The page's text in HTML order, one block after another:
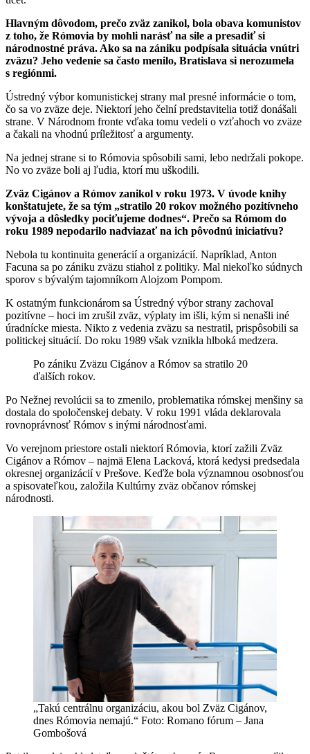
Hlavným dôvodom, prečo zväz zanikol, bola obava komunistov
z toho, že Rómovia by mohli narásť na sile a presadiť si
národnostné práva. Ako sa na zániku podpísala situácia vnútri
zväzu? Jeho vedenie sa často menilo, Bratislava si nerozumela
s regiónmi.
Ústredný výbor komunistickej strany mal presné informácie o tom,
čo sa vo zväze deje. Niektorí jeho čelní predstavitelia totiž donášali
strane. V Národnom fronte vďaka tomu vedeli o vzťahoch vo zväze
a čakali na vhodnú príležitosť a argumenty.
Na jednej strane si to Rómovia spôsobili sami, lebo nedržali pokope.
No vo zväze boli aj ľudia, ktorí mu uškodili.
Zväz Cigánov a Rómov zanikol v roku 1973. V úvode knihy
konštatujete, že sa tým „stratilo 20 rokov možného pozitívneho
vývoja a dôsledky pociťujeme dodnes“. Prečo sa Rómom do
roku 1989 nepodarilo nadviazať na ich pôvodnú iniciatívu?
Nebola tu kontinuita generácií a organizácií. Napríklad, Anton
Facuna sa po zániku zväzu stiahol z politiky. Mal niekoľko súdnych
sporov s bývalým tajomníkom Alojzom Pompom.
K ostatným funkcionárom sa Ústredný výbor strany zachoval
pozitívne – hoci im zrušil zväz, výplaty im išli, kým si nenašli iné
úradnícke miesta. Nikto z vedenia zväzu sa nestratil, prispôsobili sa
politickej situácií. Do roku 1989 však vznikla hlboká medzera.
Po zániku Zväzu Cigánov a Rómov sa stratilo 20
ďalších rokov.
Po Nežnej revolúcii sa to zmenilo, problematika rómskej menšiny sa
dostala do spoločenskej debaty. V roku 1991 vláda deklarovala
rovnoprávnosť Rómov s inými národnosťami.
Vo verejnom priestore ostali niektorí Rómovia, ktorí zažili Zväz
Cigánov a Rómov – najmä Elena Lacková, ktorá kedysi predsedala
okresnej organizácií v Prešove. Keďže bola významnou osobnosťou
a spisovateľkou, založila Kultúrny zväz občanov rómskej
národnosti.
„Takú centrálnu organizáciu, akou bol Zväz Cigánov,
dnes Rómovia nemajú.“ Foto: Romano fórum – Jana
Gombošová